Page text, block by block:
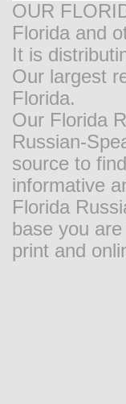
OUR
Florida and
It is
Our largest
Florida.
Our Florida
Russian-
source to
informative
Florida
base you
print and